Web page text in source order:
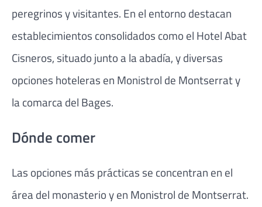
peregrinos y visitantes. En el entorno destacan
establecimientos consolidados como el Hotel Abat
Cisneros, situado junto a la abadía, y diversas
opciones hoteleras en Monistrol de Montserrat y
la comarca del Bages.
Dónde comer
Las opciones más prácticas se concentran en el
área del monasterio y en Monistrol de Montserrat.